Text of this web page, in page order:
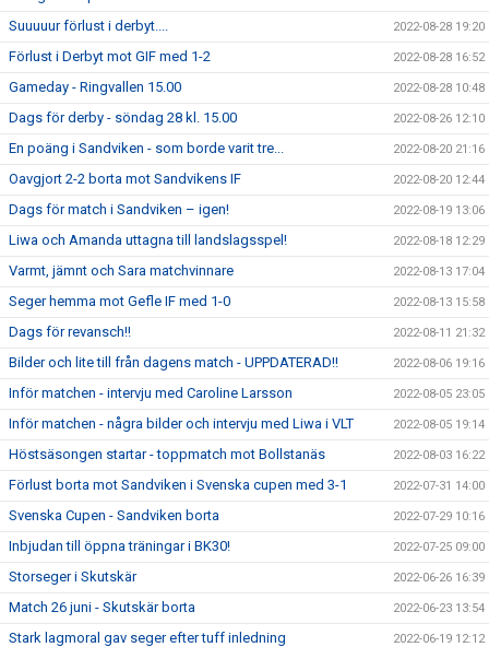
Suuuuur förlust i derbyt.... 2022-08-28 19:20
Förlust i Derbyt mot GIF med 1-2 2022-08-28 16:52
Gameday - Ringvallen 15.00 2022-08-28 10:48
Dags för derby - söndag 28 kl. 15.00 2022-08-26 12:10
En poäng i Sandviken - som borde varit tre... 2022-08-20 21:16
Oavgjort 2-2 borta mot Sandvikens IF 2022-08-20 12:44
Dags för match i Sandviken – igen! 2022-08-19 13:06
Liwa och Amanda uttagna till landslagsspel! 2022-08-18 12:29
Varmt, jämnt och Sara matchvinnare 2022-08-13 17:04
Seger hemma mot Gefle IF med 1-0 2022-08-13 15:58
Dags för revansch!! 2022-08-11 21:32
Bilder och lite till från dagens match - UPPDATERAD!! 2022-08-06 19:16
Inför matchen - intervju med Caroline Larsson 2022-08-05 23:05
Inför matchen - några bilder och intervju med Liwa i VLT 2022-08-05 19:14
Höstsäsongen startar - toppmatch mot Bollstanäs 2022-08-03 16:22
Förlust borta mot Sandviken i Svenska cupen med 3-1 2022-07-31 14:00
Svenska Cupen - Sandviken borta 2022-07-29 10:16
Inbjudan till öppna träningar i BK30! 2022-07-25 09:00
Storseger i Skutskär 2022-06-26 16:39
Match 26 juni - Skutskär borta 2022-06-23 13:54
Stark lagmoral gav seger efter tuff inledning 2022-06-19 12:12